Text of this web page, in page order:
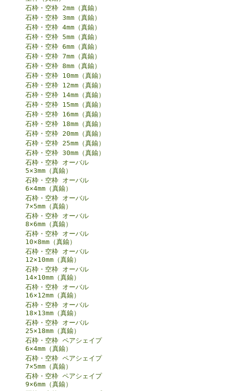
石枠・空枠 2mm（真鍮）
石枠・空枠 3mm（真鍮）
石枠・空枠 4mm（真鍮）
石枠・空枠 5mm（真鍮）
石枠・空枠 6mm（真鍮）
石枠・空枠 7mm（真鍮）
石枠・空枠 8mm（真鍮）
石枠・空枠 10mm（真鍮）
石枠・空枠 12mm（真鍮）
石枠・空枠 14mm（真鍮）
石枠・空枠 15mm（真鍮）
石枠・空枠 16mm（真鍮）
石枠・空枠 18mm（真鍮）
石枠・空枠 20mm（真鍮）
石枠・空枠 25mm（真鍮）
石枠・空枠 30mm（真鍮）
石枠・空枠 オーバル
5×3mm（真鍮）
石枠・空枠 オーバル
6×4mm（真鍮）
石枠・空枠 オーバル
7×5mm（真鍮）
石枠・空枠 オーバル
8×6mm（真鍮）
石枠・空枠 オーバル
10×8mm（真鍮）
石枠・空枠 オーバル
12×10mm（真鍮）
石枠・空枠 オーバル
14×10mm（真鍮）
石枠・空枠 オーバル
16×12mm（真鍮）
石枠・空枠 オーバル
18×13mm（真鍮）
石枠・空枠 オーバル
25×18mm（真鍮）
石枠・空枠 ペアシェイプ
6×4mm（真鍮）
石枠・空枠 ペアシェイプ
7×5mm（真鍮）
石枠・空枠 ペアシェイプ
9×6mm（真鍮）